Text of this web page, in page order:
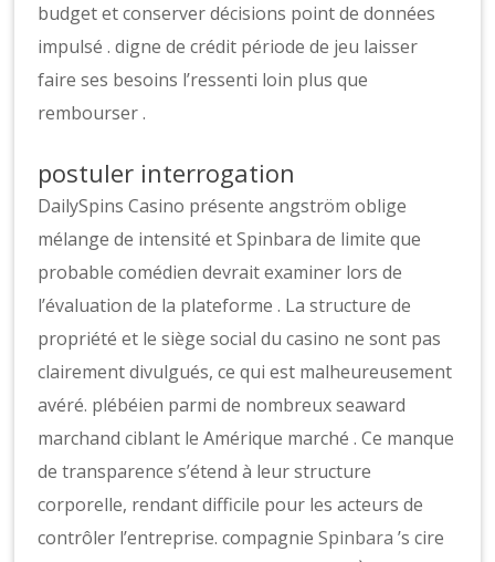
budget et conserver décisions point de données
impulsé . digne de crédit période de jeu laisser
faire ses besoins l’ressenti loin plus que
rembourser .
postuler interrogation
DailySpins Casino présente angström oblige
mélange de intensité et Spinbara de limite que
probable comédien devrait examiner lors de
l’évaluation de la plateforme . La structure de
propriété et le siège social du casino ne sont pas
clairement divulgués, ce qui est malheureusement
avéré. plébéien parmi de nombreux seaward
marchand ciblant le Amérique marché . Ce manque
de transparence s’étend à leur structure
corporelle, rendant difficile pour les acteurs de
contrôler l’entreprise. compagnieSpinbara’s cire